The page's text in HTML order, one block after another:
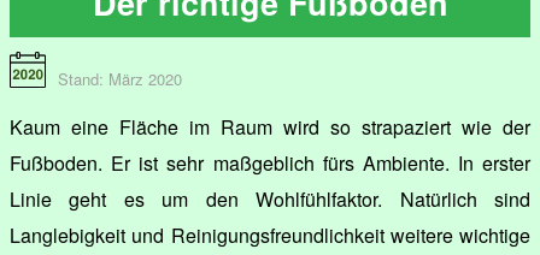
Stand: März 2020
Kaum eine Fläche im Raum wird so strapaziert wie der
Fußboden. Er ist sehr maßgeblich fürs Ambiente. In erster
Linie geht es um den Wohlfühlfaktor. Natürlich sind
Langlebigkeit und Reinigungsfreundlichkeit weitere wichtige